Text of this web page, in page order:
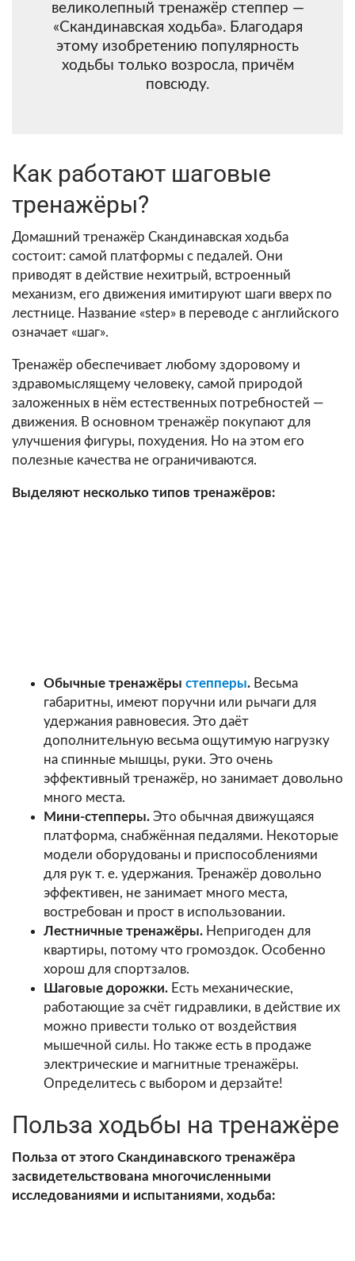
великолепный тренажёр степпер —
«Скандинавская ходьба». Благодаря
этому изобретению популярность
ходьбы только возросла, причём
повсюду.
Как работают шаговые
тренажёры?
Домашний тренажёр Скандинавская ходьба
состоит: самой платформы с педалей. Они
приводят в действие нехитрый, встроенный
механизм, его движения имитируют шаги вверх по
лестнице. Название «step» в переводе c английского
означает «шаг».
Тренажёр обеспечивает любому здоровому и
здравомыслящему человеку, самой природой
заложенных в нём естественных потребностей —
движения. В основном тренажёр покупают для
улучшения фигуры, похудения. Но на этом его
полезные качества не ограничиваются.
Выделяют несколько типов тренажёров:
Обычные тренажёры степперы. Весьма
габаритны, имеют поручни или рычаги для
удержания равновесия. Это даёт
дополнительную весьма ощутимую нагрузку
на спинные мышцы, руки. Это очень
эффективный тренажёр, но занимает довольно
много места.
Мини-степперы. Это обычная движущаяся
платформа, снабжённая педалями. Некоторые
модели оборудованы и приспособлениями
для рук т. е. удержания. Тренажёр довольно
эффективен, не занимает много места,
востребован и прост в использовании.
Лестничные тренажёры. Непригоден для
квартиры, потому что громоздок. Особенно
хорош для спортзалов.
Шаговые дорожки. Есть механические,
работающие за счёт гидравлики, в действие их
можно привести только от воздействия
мышечной силы. Но также есть в продаже
электрические и магнитные тренажёры.
Определитесь с выбором и дерзайте!
Польза ходьбы на тренажёре
Польза от этого Скандинавского тренажёра
засвидетельствована многочисленными
исследованиями и испытаниями, ходьба: